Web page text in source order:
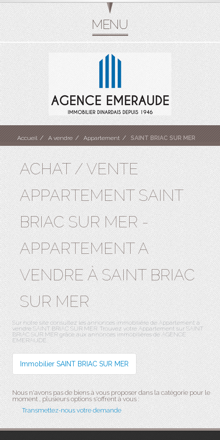
Accueil A vendre Appartement SAINT BRIAC SUR MER
ACHAT / VENTE
APPARTEMENT SAINT
BRIAC SUR MER -
APPARTEMENT A
VENDRE À SAINT BRIAC
SUR MER
Sur notre site consultez les annonces immobilière de Appartement à
vendre SAINT BRIAC SUR MER. Trouvez votre Appartement sur SAINT
BRIAC SUR MER grâce aux annonces immobilières de AGENCE
EMERAUDE.
Immobilier SAINT BRIAC SUR MER
Nous n'avons pas de biens à vous proposer dans la catégorie pour le
moment , plusieurs options s'offrent à vous :
Transmettez-nous votre demande